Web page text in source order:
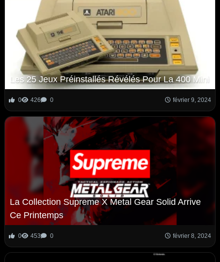
Les 25 Jeux Préinstallés Révélés Pour La 400 Mini
0 426 0 février 9, 2024
La Collection Supreme X Metal Gear Solid Arrive
Ce Printemps
0 453 0 février 8, 2024